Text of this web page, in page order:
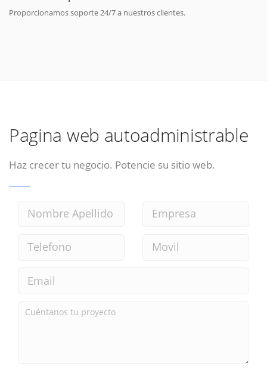
Proporcionamos soporte 24/7 a nuestros clientes.
Pagina web autoadministrable
Haz crecer tu negocio. Potencie su sitio web.